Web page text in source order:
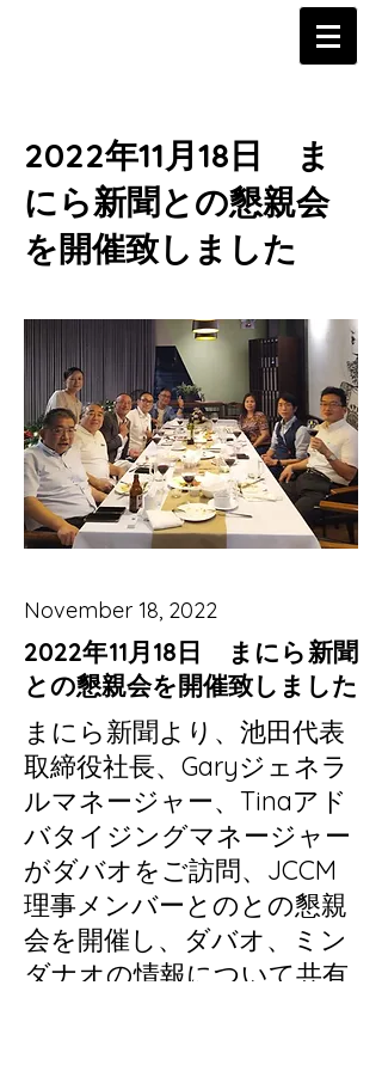
2022年11月18日 ま
にら新聞との懇親会
を開催致しました
November 18, 2022
2022年11月18日 まにら新聞
との懇親会を開催致しました
まにら新聞より、池田代表
取締役社長、Garyジェネラ
ルマネージャー、Tinaアド
バタイジングマネージャー
がダバオをご訪問、JCCM
理事メンバーとのとの懇親
会を開催し、ダバオ、ミン
ダナオの情報について共有